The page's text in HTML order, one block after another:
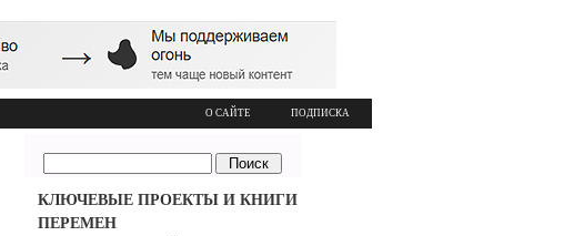
О САЙТЕ ПОДПИСКА
КЛЮЧЕВЫЕ ПРОЕКТЫ И КНИГИ
ПЕРЕМЕН